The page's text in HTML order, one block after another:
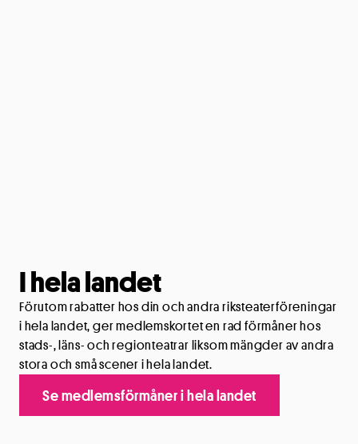
I hela landet
Förutom rabatter hos din och andra riksteaterföreningar
i hela landet, ger medlemskortet en rad förmåner hos
stads-, läns- och regionteatrar liksom mängder av andra
stora och små scener i hela landet.
Se medlemsförmåner i hela landet